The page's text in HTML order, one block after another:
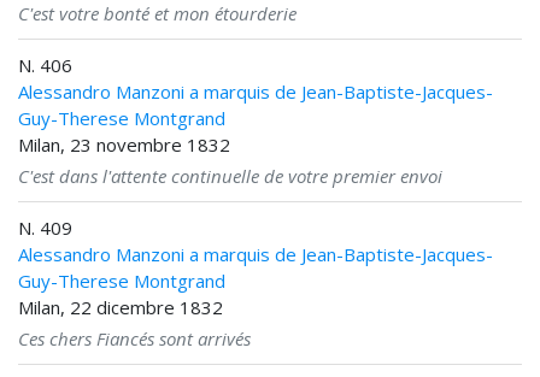
C'est votre bonté et mon étourderie
N. 406
Alessandro Manzoni a marquis de Jean-Baptiste-Jacques-
Guy-Therese Montgrand
Milan, 23 novembre 1832
C'est dans l'attente continuelle de votre premier envoi
N. 409
Alessandro Manzoni a marquis de Jean-Baptiste-Jacques-
Guy-Therese Montgrand
Milan, 22 dicembre 1832
Ces chers Fiancés sont arrivés